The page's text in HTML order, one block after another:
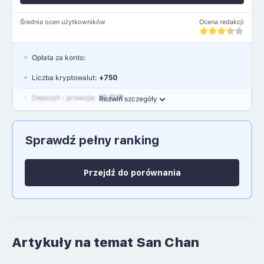
Średnia ocen użytkowników Ocena redakcji
Rozwiń szczegóły
Opłata za konto:
Liczba kryptowalut: +750
Depozyt - prowizja: 10 EUR
Język polski: NIE
Sprawdź pełny ranking
Przejdź do porównania
Artykuły na temat San Chan